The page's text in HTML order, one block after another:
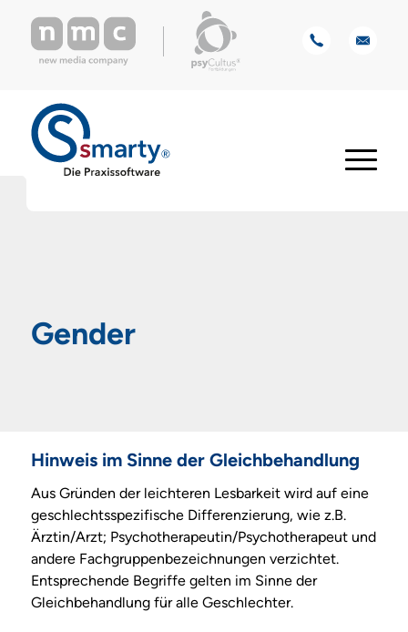
Gender
Hinweis im Sinne der Gleichbehandlung
Aus Gründen der leichteren Lesbarkeit wird auf eine
geschlechtsspezifische Differenzierung, wie z.B.
Ärztin/Arzt; Psychotherapeutin/Psychotherapeut und
andere Fachgruppenbezeichnungen verzichtet.
Entsprechende Begriffe gelten im Sinne der
Gleichbehandlung für alle Geschlechter.